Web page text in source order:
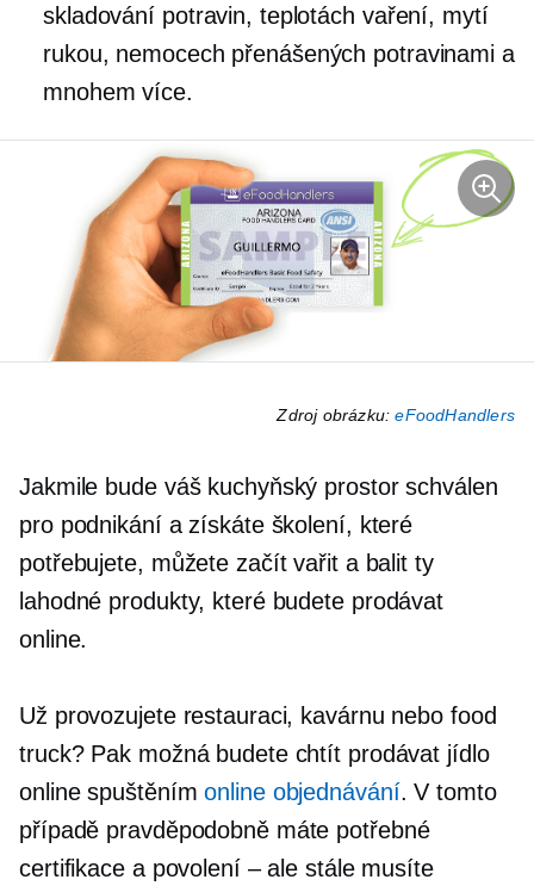
skladování potravin, teplotách vaření, mytí
rukou, nemocech přenášených potravinami a
mnohem více.
Zdroj obrázku:eFoodHandlers
Jakmile bude váš kuchyňský prostor schválen
pro podnikání a získáte školení, které
potřebujete, můžete začít vařit a balit ty
lahodné produkty, které budete prodávat
online.
Už provozujete restauraci, kavárnu nebo food
truck? Pak možná budete chtít prodávat jídlo
online spuštěnímonline objednávání. V tomto
případě pravděpodobně máte potřebné
certifikace a povolení – ale stále musíte